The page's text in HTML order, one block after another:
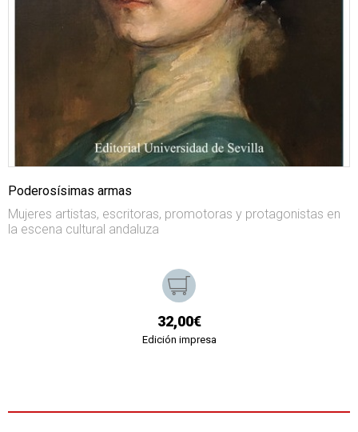
Poderosísimas armas
Mujeres artistas, escritoras, promotoras y protagonistas en
la escena cultural andaluza
32,00€
Edición impresa